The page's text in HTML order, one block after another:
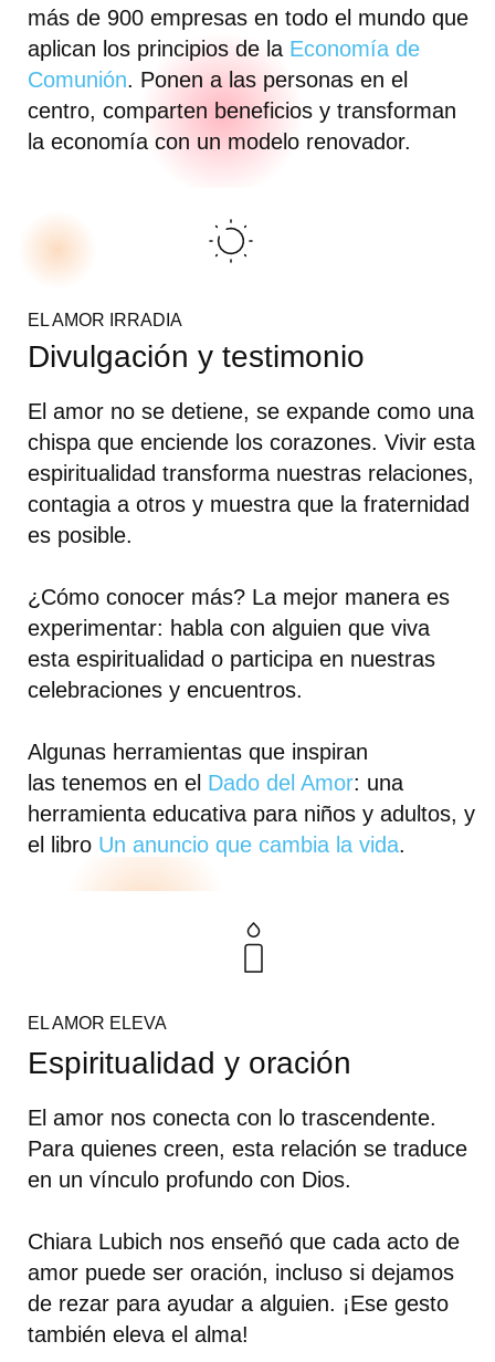
más de 900 empresas en todo el mundo que
aplican los principios de la Economía de
Comunión. Ponen a las personas en el
centro, comparten beneficios y transforman
la economía con un modelo renovador.
EL AMOR IRRADIA
Divulgación y testimonio
El amor no se detiene, se expande como una
chispa que enciende los corazones. Vivir esta
espiritualidad transforma nuestras relaciones,
contagia a otros y muestra que la fraternidad
es posible.
¿Cómo conocer más? La mejor manera es
experimentar: habla con alguien que viva
esta espiritualidad o participa en nuestras
celebraciones y encuentros.
Algunas herramientas que inspiran
las tenemos en el Dado del Amor: una
herramienta educativa para niños y adultos, y
el libro Un anuncio que cambia la vida.
EL AMOR ELEVA
Espiritualidad y oración
El amor nos conecta con lo trascendente.
Para quienes creen, esta relación se traduce
en un vínculo profundo con Dios.
Chiara Lubich nos enseñó que cada acto de
amor puede ser oración, incluso si dejamos
de rezar para ayudar a alguien. ¡Ese gesto
también eleva el alma!